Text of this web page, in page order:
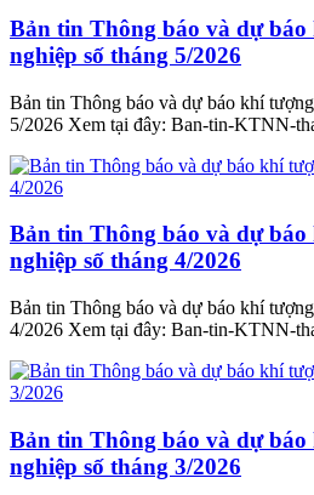
Bản tin Thông báo và dự
nghiệp số tháng 5/2026
Bản tin Thông báo và dự báo khí
5/2026 Xem tại đây: Ban-tin-KTNN-
Bản tin Thông báo và dự
nghiệp số tháng 4/2026
Bản tin Thông báo và dự báo khí
4/2026 Xem tại đây: Ban-tin-KTNN-
Bản tin Thông báo và dự
nghiệp số tháng 3/2026